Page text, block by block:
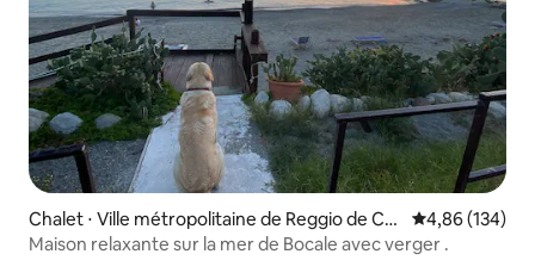
Chalet ⋅ Ville métropolitaine de Reggio de Cal
abre
Évaluation
4,86 (134)
Maison relaxante sur la mer de Bocale avec verger .